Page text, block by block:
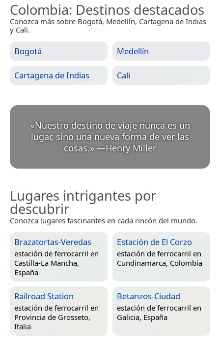
Colombia: Destinos destacados
Conozca más sobre Bogotá, Medellín, Cartagena de Indias
y Cali.
Bogotá Medellín
Cartagena de Indias Cali
«Nuestro destino de viaje nunca es un
lugar, sino una nueva forma de ver las
cosas.» —Henry Miller
Lugares intrigantes por
descubrir
Conozca lugares fascinantes en cada rincón del mundo.
Brazatortas-Veredas
estación de ferrocarril en
Castilla-La Mancha,
España
Estación de El Corzo
estación de ferrocarril en
Cundinamarca, Colombia
Railroad Station
estación de ferrocarril en
Provincia de Grosseto,
Italia
Betanzos-Ciudad
estación de ferrocarril en
Galicia, España